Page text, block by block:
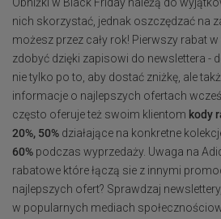
nich skorzystać, jednak oszczędzać na
możesz przez cały rok! Pierwszy rabat
zdobyć dzięki zapisowi do newslettera -
nie tylko po to, aby dostać zniżkę, ale
informacje o najlepszych ofertach
często oferuje też swoim klientom kody
20%, 50% działające na konkretne
60% podczas wyprzedaży. Uwaga na
rabatowe które łączą sie z innymi
najlepszych ofert? Sprawdzaj
w popularnych mediach